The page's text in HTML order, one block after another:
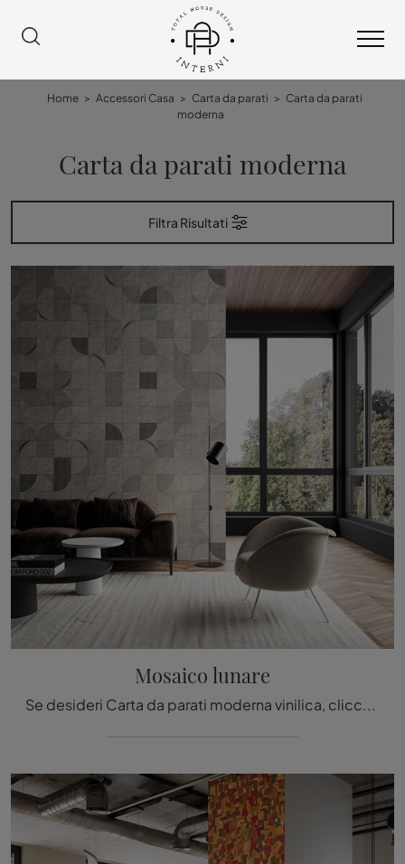
Home > Accessori Casa > Carta da parati > Carta da parati
moderna
Carta da parati moderna
Filtra Risultati
Mosaico lunare
Se desideri Carta da parati moderna vinilica, clicca e scopri di più sulle varie proposte di Inkiostro Bianco come il modello Mosaico lunare.